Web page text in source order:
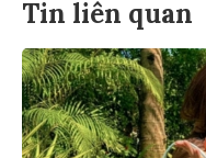
Tin liên quan